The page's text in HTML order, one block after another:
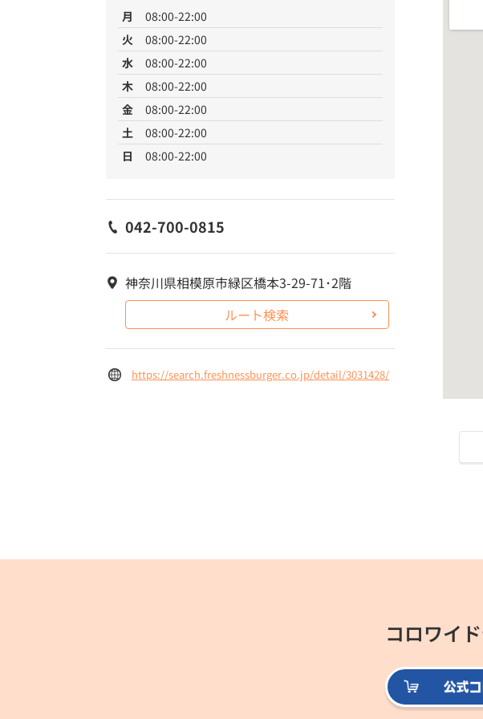
月
08:00-22:00
火
08:00-22:00
水
08:00-22:00
木
08:00-22:00
金
08:00-22:00
土
08:00-22:00
日
08:00-22:00
042-700-0815
神奈川県相模原市緑区橋本3-29-71･2階
ルート検索
https://search.freshnessburger.co.jp/detail/3031428/
コロワイ